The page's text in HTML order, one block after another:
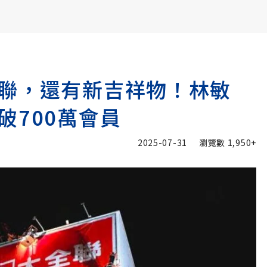
，還有新吉祥物！林敏
700萬會員
2025-07-31 瀏覽數 1,950+